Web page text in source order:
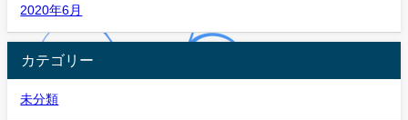
2020年6月
カテゴリー
未分類